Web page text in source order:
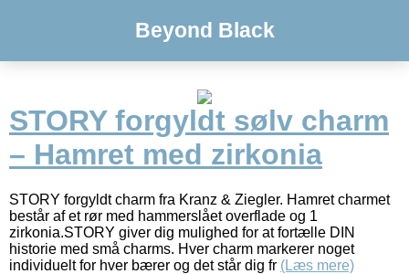
Beyond Black
STORY forgyldt sølv charm
– Hamret med zirkonia
STORY forgyldt charm fra Kranz & Ziegler. Hamret charmet
består af et rør med hammerslået overflade og 1
zirkonia.STORY giver dig mulighed for at fortælle DIN
historie med små charms. Hver charm markerer noget
individuelt for hver bærer og det står dig fr (Læs mere)